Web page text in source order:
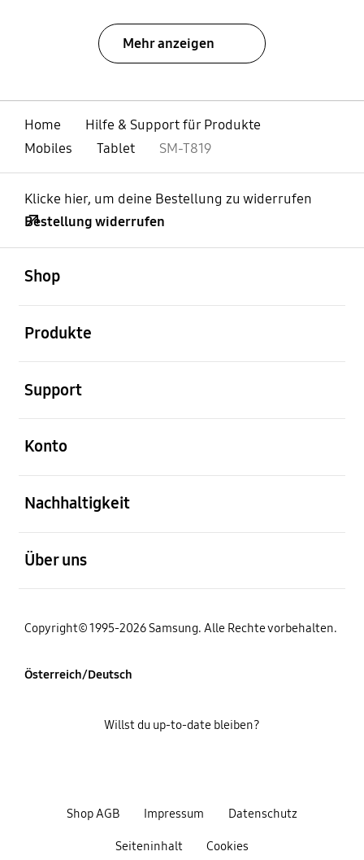
Mehr anzeigen
Home
Hilfe & Support für Produkte
Mobiles
Tablet SM-T819
Klicke hier, um deine Bestellung zu widerrufen
Bestellung widerrufen
Shop
Produkte
Support
Konto
Nachhaltigkeit
Über uns
Copyright© 1995-2026 Samsung. Alle Rechte vorbehalten.
Österreich/Deutsch
Shop AGB Impressum Datenschutz
Seiteninhalt Cookies
Willst du up-to-date bleiben?